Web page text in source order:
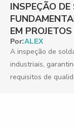
INSPEÇÃO
EM
Por:ALEX
A inspeção de
industriais,
requisitos de